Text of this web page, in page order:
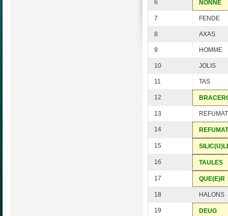
6 NONNE
7 FENDE
8 AXAS
9 HOMME
10 JOLIS
11 TAS
12
13 REFUMAT
14
15
16 TAULES
17 QUE(E)R
18 HALONS
19 DEUG